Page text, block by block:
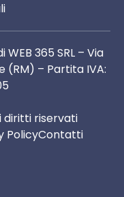
365 SRL – Via
(RM) – Partita IVA:
diritti riservati
PolicyContatti